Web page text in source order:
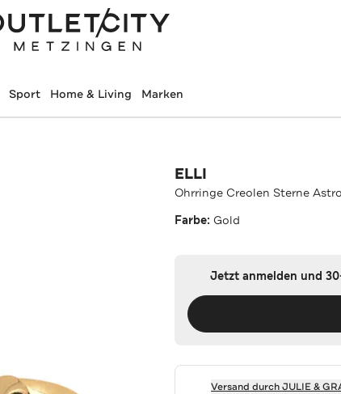
Sport Home & Living Marken
ELLI
Ohrringe Creolen Sterne
Farbe: Gold
Jetzt anmelden und
Versand durchJULIE &